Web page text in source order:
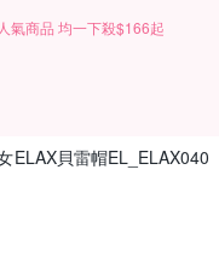
氣商品 均一下殺$166起
ELAX貝雷帽EL_ELAX040